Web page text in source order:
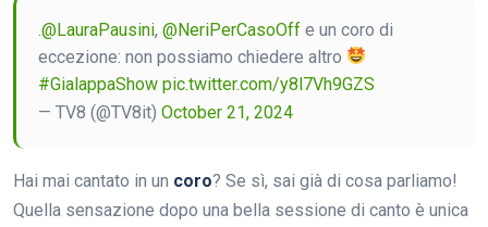
@LauraPausini, @NeriPerCasoOff e un coro di
eccezione: non possiamo chiedere altro
#GialappaShow pic.twitter.com/y8l7Vh9GZS
— TV8 (@TV8it) October 21, 2024
Hai mai cantato in un coro? Se sì, sai già di cosa parliamo!
Quella sensazione dopo una bella sessione di canto è unica